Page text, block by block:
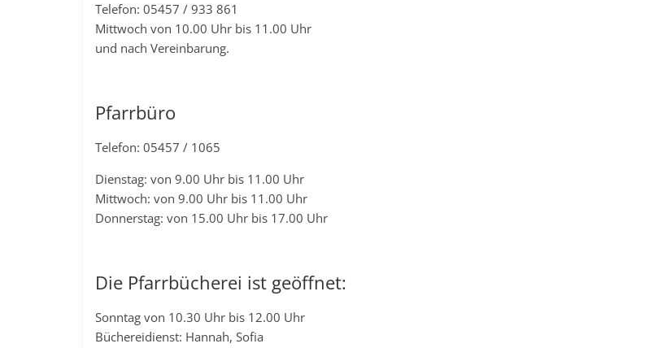
Telefon: 05457 / 933 861
Mittwoch von 10.00 Uhr bis 11.00 Uhr
und nach Vereinbarung.
Pfarrbüro
Telefon: 05457 / 1065
Dienstag: von 9.00 Uhr bis 11.00 Uhr
Mittwoch: von 9.00 Uhr bis 11.00 Uhr
Donnerstag: von 15.00 Uhr bis 17.00 Uhr
Die Pfarrbücherei ist geöffnet:
Sonntag von 10.30 Uhr bis 12.00 Uhr
Büchereidienst: Hannah, Sofia